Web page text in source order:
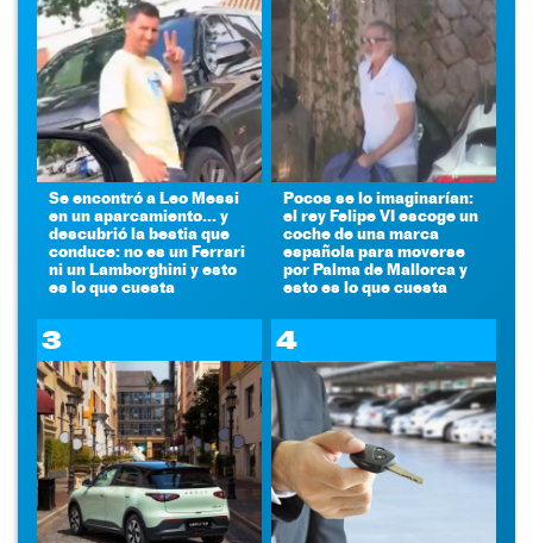
Se encontró a Leo Messi
en un aparcamiento... y
descubrió la bestia que
conduce: no es un Ferrari
ni un Lamborghini y esto
es lo que cuesta
Pocos se lo imaginarían:
el rey Felipe VI escoge un
coche de una marca
española para moverse
por Palma de Mallorca y
esto es lo que cuesta
3 4